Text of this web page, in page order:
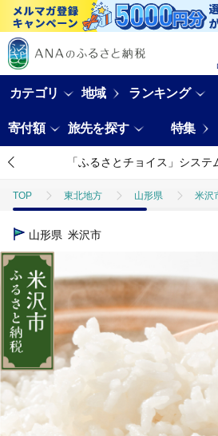
カテゴリ 地域 ランキング
寄付額 旅先を探す 特集
「ふるさとチョイス」システ
TOP 東北地方 山形県 米沢
TOP
TOP 【 令和
TOP 米・穀物 米
TOP 米・穀物 米 つや姫
山形県 米沢市